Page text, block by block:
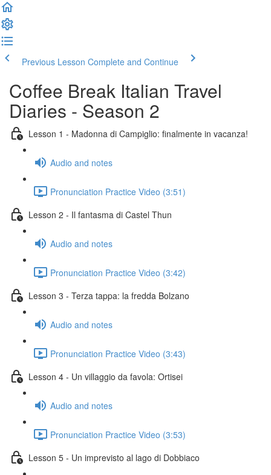
Previous Lesson Complete and Continue
Coffee Break Italian Travel
Diaries - Season 2
Lesson 1 - Madonna di Campiglio: finalmente in vacanza!
Audio and notes
Pronunciation Practice Video (3:51)
Lesson 2 - Il fantasma di Castel Thun
Audio and notes
Pronunciation Practice Video (3:42)
Lesson 3 - Terza tappa: la fredda Bolzano
Audio and notes
Pronunciation Practice Video (3:43)
Lesson 4 - Un villaggio da favola: Ortisei
Audio and notes
Pronunciation Practice Video (3:53)
Lesson 5 - Un imprevisto al lago di Dobbiaco